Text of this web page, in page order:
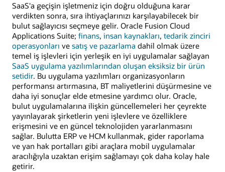
SaaS'a geçişin işletmeniz için doğru olduğuna karar
verdikten sonra, sıra ihtiyaçlarınızı karşılayabilecek bir
bulut sağlayıcısı seçmeye gelir. Oracle Fusion Cloud
Applications Suite; finans, insan kaynakları, tedarik zinciri
operasyonları ve satış ve pazarlama dahil olmak üzere
temel iş işlevleri için yerleşik en iyi uygulamalar sağlayan
SaaS uygulama yazılımlarından oluşan eksiksiz bir ürün
setidir. Bu uygulama yazılımları organizasyonların
performansı artırmasına, BT maliyetlerini düşürmesine ve
daha iyi sonuçlar elde etmesine yardımcı olur. Oracle,
bulut uygulamalarına ilişkin güncellemeleri her çeyrekte
yayınlayarak şirketlerin yeni işlevlere ve özelliklere
erişmesini ve en güncel teknolojiden yararlanmasını
sağlar. Bulutta ERP ve HCM kullanmak, gider raporlama
ve yan hak portalları gibi araçlara mobil uygulamalar
aracılığıyla uzaktan erişim sağlamayı çok daha kolay hale
getirir.